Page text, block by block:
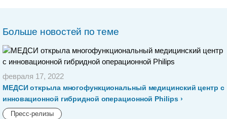
Больше новостей по теме
февраля 17, 2022
МЕДСИ открыла многофункциональный медицинский центр с
инновационной гибридной операционной Philips
Пресс-релизы